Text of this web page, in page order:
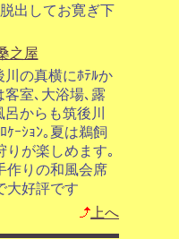
出してお寛ぎ下
之屋
川の真横にﾎﾃﾙか
客室､大浴場､露
呂からも筑後川
ｹｰｼｮﾝ｡夏は鵜飼
りが楽しめます｡
作りの和風会席
大好評です
上へ